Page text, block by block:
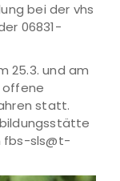
bei der vhs
06831-
25.3. und am
offene
statt.
fbs-sls@t-